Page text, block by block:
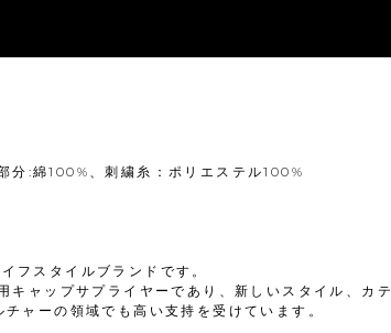
:綿100%、刺繍糸：ポリエステル100%
スタイルブランドです。
ャップサプライヤーであり、新しいスタイル、カテ
ャーの領域でも高い支持を受けています。